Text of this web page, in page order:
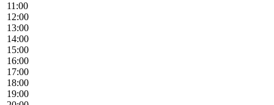
11:00
12:00
13:00
14:00
15:00
16:00
17:00
18:00
19:00